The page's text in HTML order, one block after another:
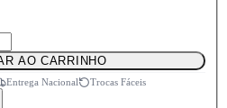
AO CARRINHO
Entrega Nacional Trocas Fáceis